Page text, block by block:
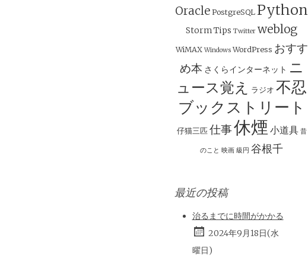
Oracle PostgreSQL Python
StormTips Twitter weblog
WiMAX Windows WordPress おすす
め本 さくらインターネット ニ
ュース覚え
ラジオ 不忍
ブックストリート
仔猫三匹 仕事休煙 小道具 昔
のこと 映画 級円 谷根千
最近の投稿
治るまでに時間がかかる
2024年9月18日(水
曜日)